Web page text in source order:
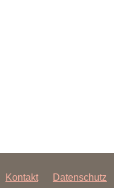
Kontakt Datenschutz